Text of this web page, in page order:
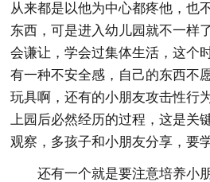
从来都是以他为中心都疼他，也
东西，可是进入幼儿园就不一样
会谦让，学会过集体生活，这个
有一种不安全感，自己的东西不
玩具啊，还有的小朋友攻击性行
上园后必然经历的过程，这是关
观察，多孩子和小朋友分享，要
还有一个就是要注意培养小